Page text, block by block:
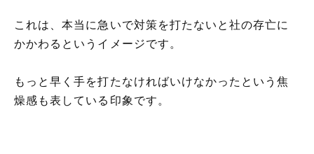
これは、本当に急いで対策を打たないと社の存亡に
かかわるというイメージです。
もっと早く手を打たなければいけなかったという焦
燥感も表している印象です。